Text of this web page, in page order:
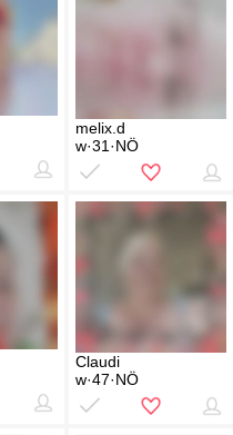
melix.d
w·31·NÖ
Claudi
w·47·NÖ